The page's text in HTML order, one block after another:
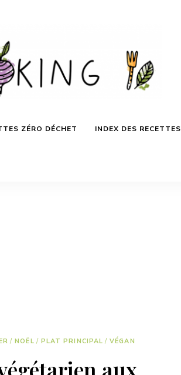
ZÉRO DÉCHET INDEX DES RECETTES
/ NOËL / PLAT PRINCIPAL / VÉGAN
aux